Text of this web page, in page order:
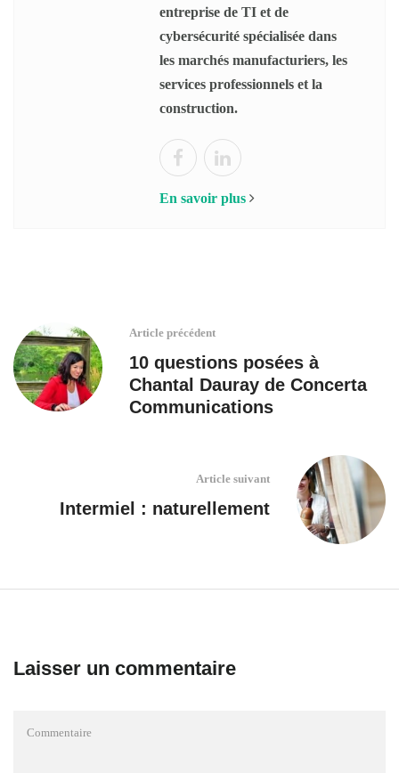
entreprise de TI et de
cybersécurité spécialisée dans
les marchés manufacturiers, les
services professionnels et la
construction.
En savoir plus
Article précédent
10 questions posées à
Chantal Dauray de Concerta
Communications
Article suivant
Intermiel : naturellement
Laisser un commentaire